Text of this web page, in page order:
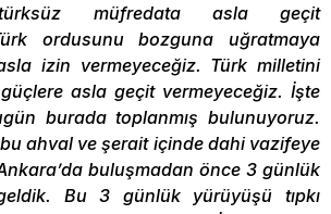
müfredata asla geçit
ordusunu bozguna uğratmaya
izin vermeyeceğiz. Türk milletini
asla geçit vermeyeceğiz. İşte
burada toplanmış bulunuyoruz.
ahval ve şerait içinde dahi vazifeye
Ankara’da buluşmadan önce 3 günlük
Bu 3 günlük yürüyüşü tıpkı